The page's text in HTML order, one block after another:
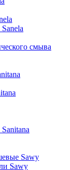
смыва
Sawy
Sawy